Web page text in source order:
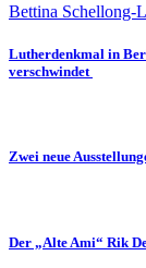
Bettina Schellong-
Lutherdenkmal in
verschwindet
Zwei neue
Der „Alte Ami“ Rik